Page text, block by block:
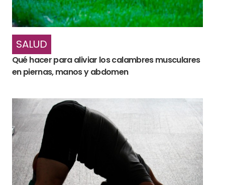
SALUD
Qué hacer para aliviar los calambres musculares
en piernas, manos y abdomen